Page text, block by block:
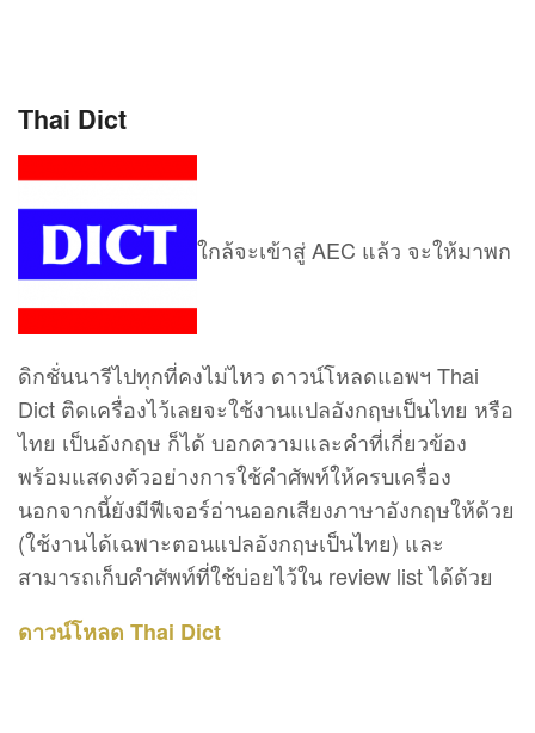
Thai Dict
ใกล้จะเข้าสู่ AEC แล้ว จะให้มาพก
ดิกชั่นนารีไปทุกที่คงไม่ไหว ดาวน์โหลดแอพฯ Thai
Dict ติดเครื่องไว้เลยจะใช้งานแปลอังกฤษเป็นไทย หรือ
ไทย เป็นอังกฤษ ก็ได้ บอกความและคำที่เกี่ยวข้อง
พร้อมแสดงตัวอย่างการใช้คำศัพท์ให้ครบเครื่อง
นอกจากนี้ยังมีฟีเจอร์อ่านออกเสียงภาษาอังกฤษให้ด้วย
(ใช้งานได้เฉพาะตอนแปลอังกฤษเป็นไทย) และ
สามารถเก็บคำศัพท์ที่ใช้บ่อยไว้ใน review list ได้ด้วย
ดาวน์โหลด Thai Dict